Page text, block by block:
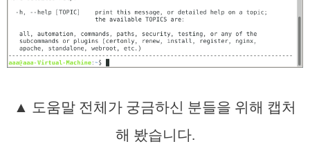
▲ 도움말 전체가 궁금하신 분들을 위해 캡처
해 봤습니다.